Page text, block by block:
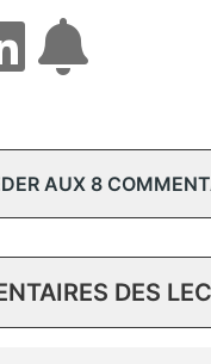
AUX 8
DES